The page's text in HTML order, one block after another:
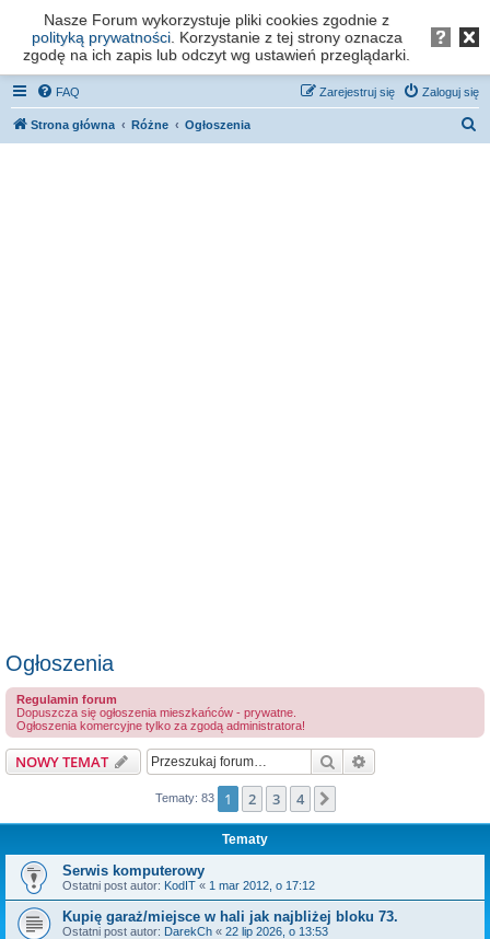
Forum os. Stefana Batorego - Poznań
FAQ Zaloguj się
Zarejestruj się
Strona główna Różne Ogłoszenia
Ogłoszenia
Regulamin forum
Dopuszcza się ogłoszenia mieszkańców - prywatne.
Ogłoszenia komercyjne tylko za zgodą administratora!
NOWY TEMAT Szukaj
Tematy: 83 1 2 3 4
Tematy
Serwis komputerowy
Ostatni post autor: KodIT « 1 mar 2012, o 17:12
Kupię garaż/miejsce w hali jak najbliżej bloku 73.
Ostatni post autor: DarekCh « 22 lip 2026, o 13:53
Nasze Forum wykorzystuje pliki cookies zgodnie z
polityką prywatności. Korzystanie z tej strony oznacza
zgodę na ich zapis lub odczyt wg ustawień przeglądarki.